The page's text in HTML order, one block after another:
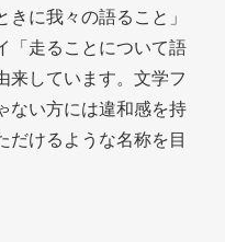
に我々の語ること」
「走ることについて語
来しています。文学フ
ない方には違和感を持
だけるような名称を目